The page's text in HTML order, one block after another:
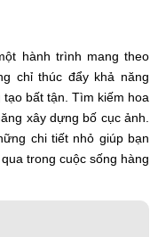
hành trình mang theo
chỉ thúc đẩy khả năng
bất tận. Tìm kiếm hoa
xây dựng bố cục ảnh.
chi tiết nhỏ giúp bạn
trong cuộc sống hàng